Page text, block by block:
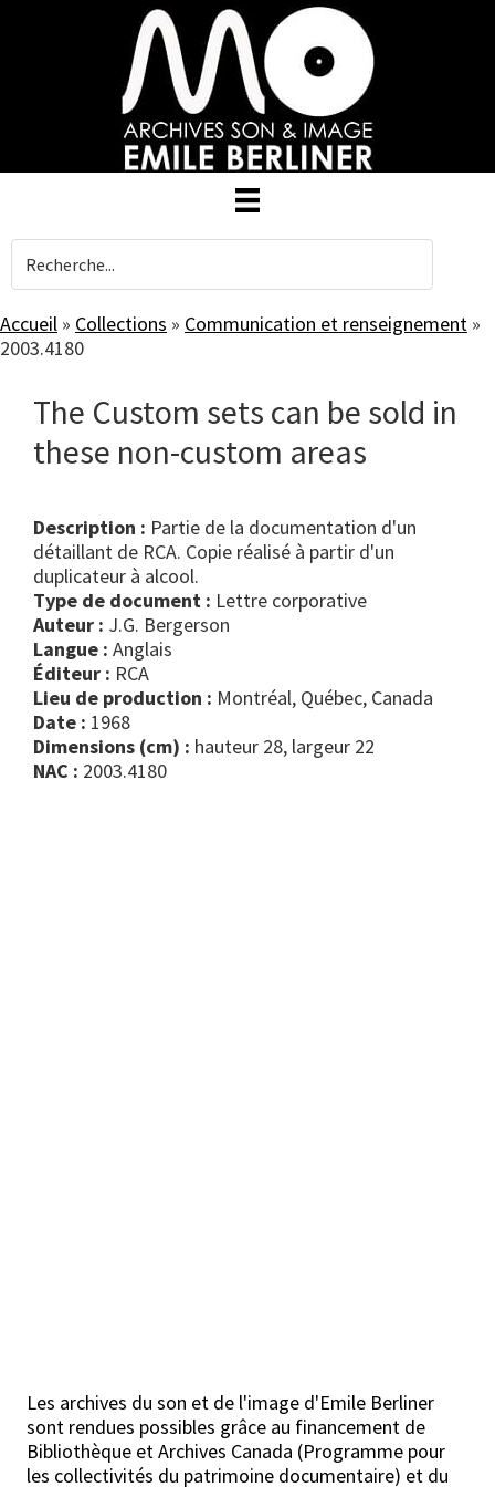
Accueil » Collections » Communication et renseignement »
2003.4180
The Custom sets can be sold in
these non-custom areas
Description : Partie de la documentation d'un
détaillant de RCA. Copie réalisé à partir d'un
duplicateur à alcool.
Type de document :
lettre corporative
Auteur : J.G. Bergerson
Langue : Anglais
Éditeur : RCA
Lieu de production : Montréal, Québec, Canada
Date : 1968
Dimensions (cm) : hauteur 28, largeur 22
NAC : 2003.4180
Les archives du son et de l'image d'Emile Berliner
sont rendues possibles grâce au financement de
Bibliothèque et Archives Canada (Programme pour
les collectivités du patrimoine documentaire) et du